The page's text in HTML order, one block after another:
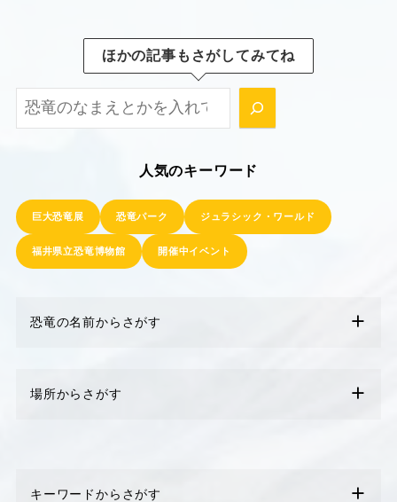
ほかの記事もさがしてみてね
ほかの記事もさがしてみてね！
人気のキーワード
巨大恐竜展 恐竜パーク ジュラシック・ワールド
福井県立恐竜博物館 開催中イベント
恐竜の名前からさがす
場所からさがす
キーワードからさがす